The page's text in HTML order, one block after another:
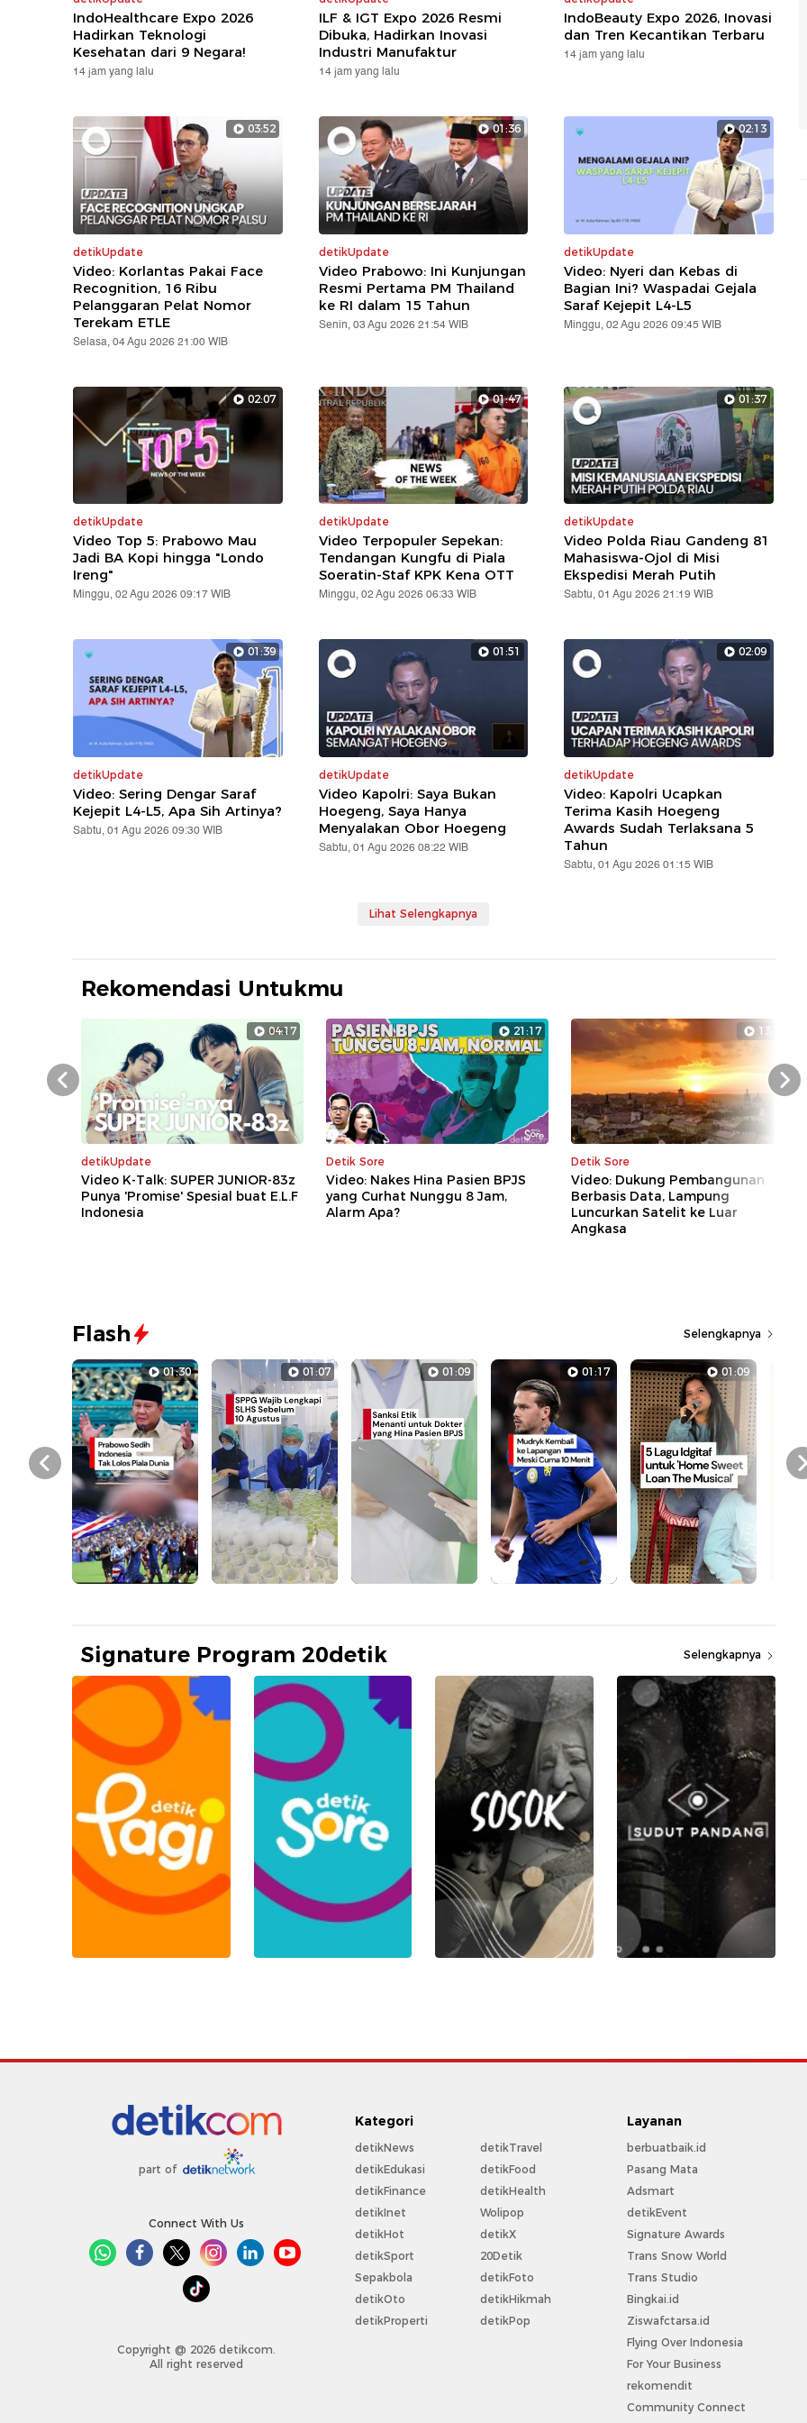
IndoHealthcare Expo 2026
Hadirkan Teknologi
Kesehatan dari 9 Negara!
14 jam yang lalu
ILF & IGT Expo 2026 Resmi
Dibuka, Hadirkan Inovasi
Industri Manufaktur
14 jam yang lalu
IndoBeauty Expo 2026, Inovasi
dan Tren Kecantikan Terbaru
14 jam yang lalu
03:52
detikUpdate
Video: Korlantas Pakai Face
Recognition, 16 Ribu
Pelanggaran Pelat Nomor
Terekam ETLE
Selasa, 04 Agu 2026 21:00 WIB
01:36
detikUpdate
Video Prabowo: Ini Kunjungan
Resmi Pertama PM Thailand
ke RI dalam 15 Tahun
Senin, 03 Agu 2026 21:54 WIB
02:13
detikUpdate
Video: Nyeri dan Kebas di
Bagian Ini? Waspadai Gejala
Saraf Kejepit L4-L5
Minggu, 02 Agu 2026 09:45 WIB
02:07
detikUpdate
Video Top 5: Prabowo Mau
Jadi BA Kopi hingga "Londo
Ireng"
Minggu, 02 Agu 2026 09:17 WIB
01:47
detikUpdate
Video Terpopuler Sepekan:
Tendangan Kungfu di Piala
Soeratin-Staf KPK Kena OTT
Minggu, 02 Agu 2026 06:33 WIB
01:37
detikUpdate
Video Polda Riau Gandeng 81
Mahasiswa-Ojol di Misi
Ekspedisi Merah Putih
Sabtu, 01 Agu 2026 21:19 WIB
01:39
detikUpdate
Video: Sering Dengar Saraf
Kejepit L4-L5, Apa Sih Artinya?
Sabtu, 01 Agu 2026 09:30 WIB
01:51
detikUpdate
Video Kapolri: Saya Bukan
Hoegeng, Saya Hanya
Menyalakan Obor Hoegeng
Sabtu, 01 Agu 2026 08:22 WIB
02:09
detikUpdate
Video: Kapolri Ucapkan
Terima Kasih Hoegeng
Awards Sudah Terlaksana 5
Tahun
Sabtu, 01 Agu 2026 01:15 WIB
Lihat Selengkapnya
Rekomendasi Untukmu
04:17
detikUpdate
Video K-Talk: SUPER JUNIOR-83z
Punya 'Promise' Spesial buat E.L.F
Indonesia
21:17
Detik Sore
Video: Nakes Hina Pasien BPJS
yang Curhat Nunggu 8 Jam,
Alarm Apa?
13:28
Detik Sore
Video: Dukung Pembangunan
Berbasis Data, Lampung
Luncurkan Satelit ke Luar
Angkasa
Prev Next
Flash Selengkapnya
01:30 01:07 01:09 01:17 01:09
Prev
Signature Program 20detik Selengkapnya
part of
Connect With Us
Copyright @ 2026 detikcom.
All right reserved
Kategori
detikNews
detikEdukasi
detikFinance
detikInet
detikHot
detikSport
Sepakbola
detikOto
detikProperti
detikTravel
detikFood
detikHealth
Wolipop
detikX
20Detik
detikFoto
detikHikmah
detikPop
Layanan
berbuatbaik.id
Pasang Mata
Adsmart
detikEvent
Signature Awards
Trans Snow World
Trans Studio
Bingkai.id
Ziswafctarsa.id
Flying Over Indonesia
For Your Business
rekomendit
Community Connect